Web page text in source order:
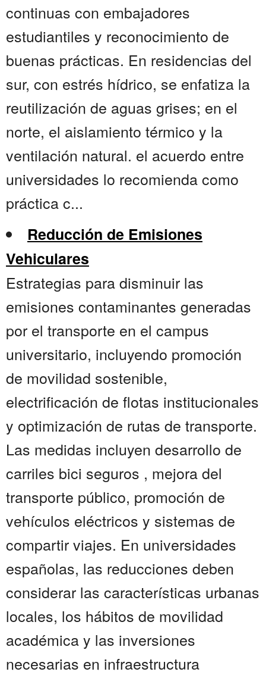
continuas con embajadores
estudiantiles y reconocimiento de
buenas prácticas. En residencias del
sur, con estrés hídrico, se enfatiza la
reutilización de aguas grises; en el
norte, el aislamiento térmico y la
ventilación natural. el acuerdo entre
universidades lo recomienda como
práctica c...
Reducción de Emisiones
Vehiculares
Estrategias para disminuir las
emisiones contaminantes generadas
por el transporte en el campus
universitario, incluyendo promoción
de movilidad sostenible,
electrificación de flotas institucionales
y optimización de rutas de transporte.
Las medidas incluyen desarrollo de
carriles bici seguros , mejora del
transporte público, promoción de
vehículos eléctricos y sistemas de
compartir viajes. En universidades
españolas, las reducciones deben
considerar las características urbanas
locales, los hábitos de movilidad
académica y las inversiones
necesarias en infraestructura